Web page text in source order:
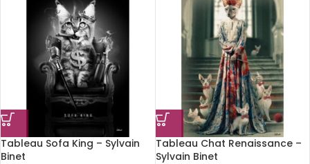
Tableau Sofa King – Sylvain
Binet
Tableau Chat Renaissance –
Sylvain Binet